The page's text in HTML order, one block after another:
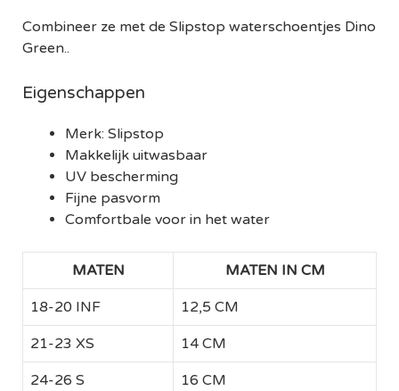
Combineer ze met de Slipstop waterschoentjes Dino
Green..
Eigenschappen
Merk: Slipstop
Makkelijk uitwasbaar
UV bescherming
Fijne pasvorm
Comfortbale voor in het water
MATEN MATEN IN CM
18-20 INF 12,5 CM
21-23 XS 14 CM
24-26 S 16 CM